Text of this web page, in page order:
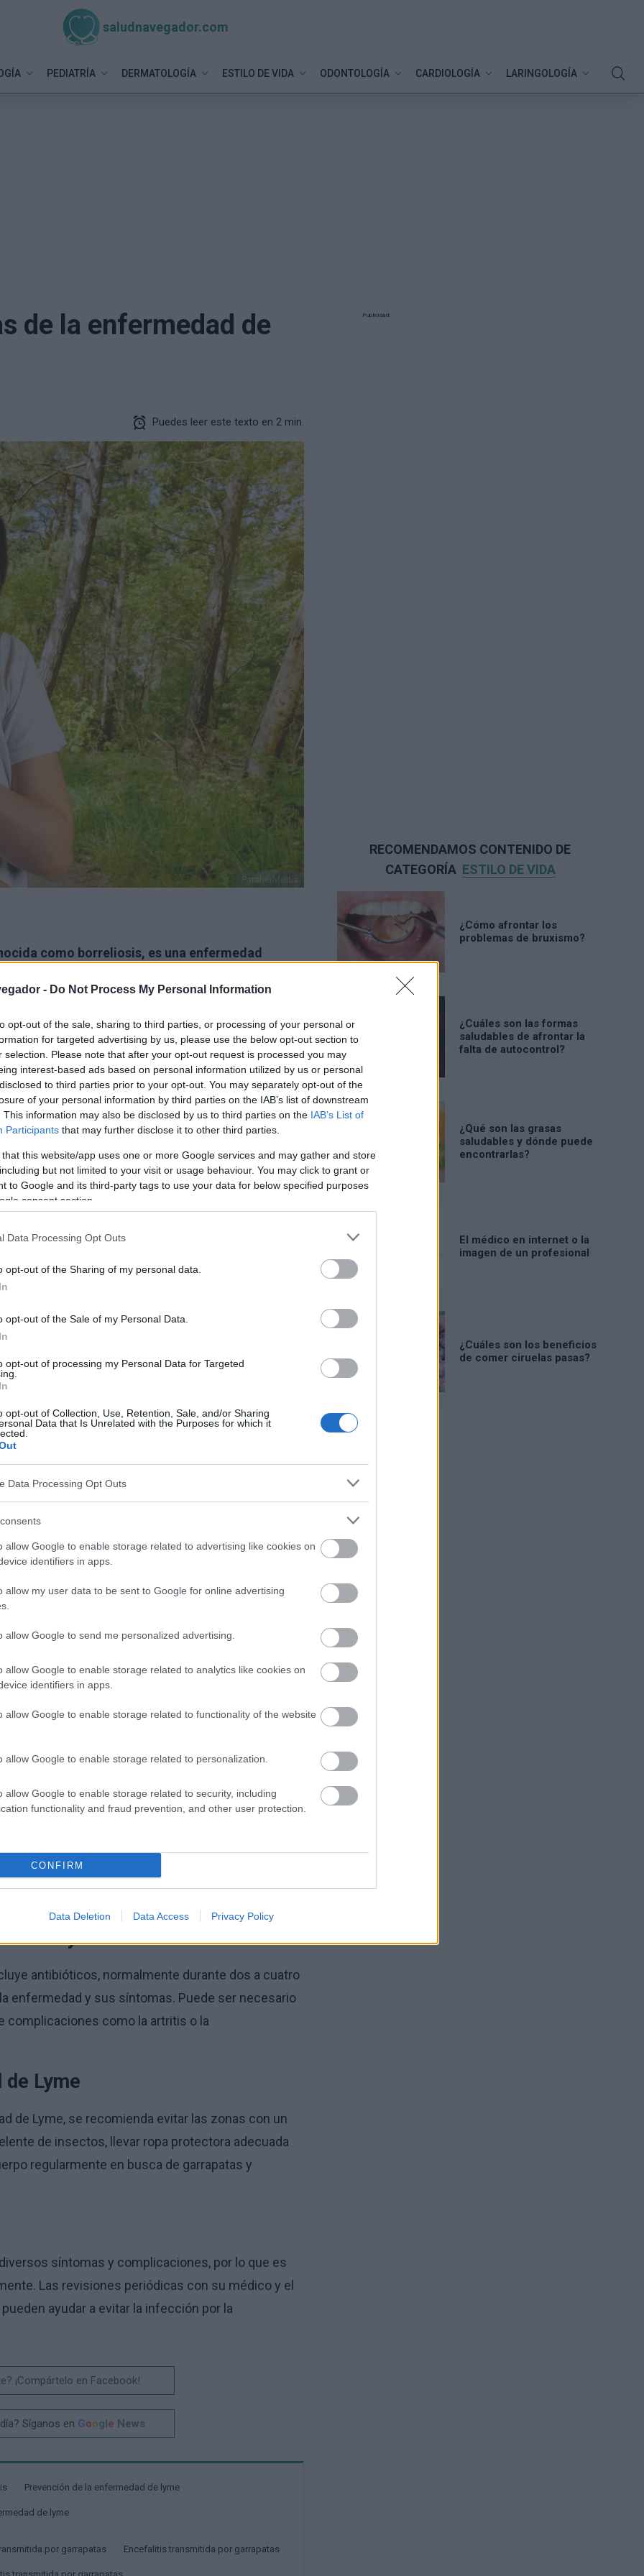
- Do Not Process My Personal Information
opt-out of the sale, sharing to third parties, or processing of your personal or
for targeted advertising by us, please use the below opt-out section to
selection. Please note that after your opt-out request is processed you may
interest-based ads based on personal information utilized by us or personal
to third parties prior to your opt-out. You may separately opt-out of the
of your personal information by third parties on the IAB’s list of downstream
This information may also be disclosed by us to third parties on the IAB’s List of
Participants that may further disclose it to other third parties.
that this website/app uses one or more Google services and may gather and store
but not limited to your visit or usage behaviour. You may click to grant or
to Google and its third-party tags to use your data for below specified purposes
consent section.
Data Processing Opt Outs
opt-out of the Sharing of my personal data.
opt-out of the Sale of my Personal Data.
opt-out of processing my Personal Data for Targeted
opt-out of Collection, Use, Retention, Sale, and/or Sharing
Data that Is Unrelated with the Purposes for which it
Data Processing Opt Outs
allow Google to enable storage related to advertising like cookies on
identifiers in apps.
allow my user data to be sent to Google for online advertising
allow Google to send me personalized advertising.
allow Google to enable storage related to analytics like cookies on
identifiers in apps.
allow Google to enable storage related to functionality of the website
allow Google to enable storage related to personalization.
allow Google to enable storage related to security, including
functionality and fraud prevention, and other user protection.
CONFIRM
Data Deletion Data Access Privacy Policy
saludnavegador.com
PEDIATRÍA DERMATOLOGÍA ESTILO DE VIDA ODONTOLOGÍA CARDIOLOGÍA LARINGOLOGÍA
de la enfermedad de
Puedes leer este texto en 2 min.
PantherMedia
como borreliosis, es una enfermedad
síntomas de la enfermedad de Lyme pueden
con los de otras afecciones. En este artículo,
de la enfermedad de Lyme y de los métodos de
Lyme
presentarse en tres fases principales:
Lyme pueden incluir eritema migrans (eritema
dolor muscular y articular, fatiga, dolor de
como meningitis, inflamación de los
miocarditis.
pueden incluir artritis (especialmente de las
problemas de memoria y concentración e
de Lyme
resultar difícil debido a la variedad de síntomas
El médico puede realizar análisis de sangre,
magnética) y solicitar un análisis del líquido
de Lyme
antibióticos, normalmente durante dos a cuatro
enfermedad y sus síntomas. Puede ser necesario
complicaciones como la artritis o la
Lyme
de Lyme, se recomienda evitar las zonas con un
de insectos, llevar ropa protectora adecuada
regularmente en busca de garrapatas y
síntomas y complicaciones, por lo que es
Las revisiones periódicas con su médico y el
ayudar a evitar la infección por la
¡Compártelo en Facebook!
Síganos en Google News
Prevención de la enfermedad de lyme
de lyme
por garrapatas Encefalitis transmitida por garrapatas
Publicidad:
RECOMENDAMOS CONTENIDO DE
CATEGORÍA ESTILO DE VIDA
¿Cómo afrontar los
problemas de bruxismo?
¿Cuáles son las formas
saludables de afrontar la
falta de autocontrol?
¿Qué son las grasas
saludables y dónde puede
encontrarlas?
El médico en internet o la
imagen de un profesional
¿Cuáles son los beneficios
de comer ciruelas pasas?